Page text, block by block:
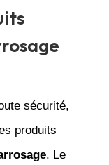
sécurité,
produits
. Le